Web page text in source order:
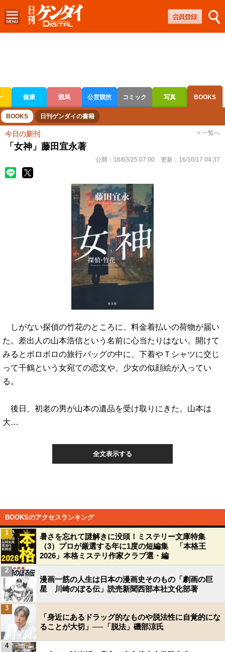
健康 競馬 公営競技 コミック 写真 BOOKS
ボートレース 競輪 オートレース
BOOKS 日刊ゲンダイの書籍
今日の新刊 > 一覧へ
「女神」藤田宜永著
公開： 16/03/25 07:00 更新： 16/10/17 04:37
しがない探偵の竹花のところに、料金着払いの荷物が届い
た。差出人の山本浩信という名前に心当たりはない。開けて
みるとボロボロの旅行バッグの中に、下着やＴシャツに交じ
って千鶴という女宛ての恋文や、少女の似顔絵が入ってい
る。
後日、初老の男が山本の遺品を受け取りにきた。山本は
大…
全文表示する
BOOKSのアクセスランキング
暑さを忘れて謎解きに没頭！ミステリー文庫特集
（3）プロが厳選する年に1度の短編集 「本格王
2026」本格ミステリ作家クラブ選・編
1
漫画一筋の人生は日本の漫画史そのもの「劇画の巨
星 川崎のぼる伝」読売新聞西部本社文化部著
2
「身近にあるドラッグ的なものや脱法性に自覚的にな
ることが大切」──「脱法」磯部涼氏
3
4